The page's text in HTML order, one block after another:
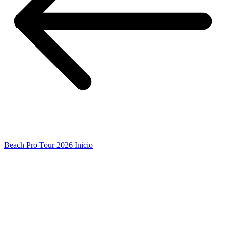
Beach Pro Tour 2026 Inicio